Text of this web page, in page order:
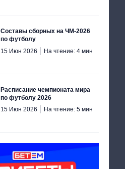
Составы сборных на ЧМ-2026
по футболу
15 Июн 2026
На чтение: 4 мин
Расписание чемпионата мира
по футболу 2026
15 Июн 2026
На чтение: 5 мин